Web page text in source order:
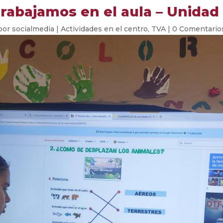
en el aula – Unidad
socialmedia | Actividades en el centro, TVA | 0